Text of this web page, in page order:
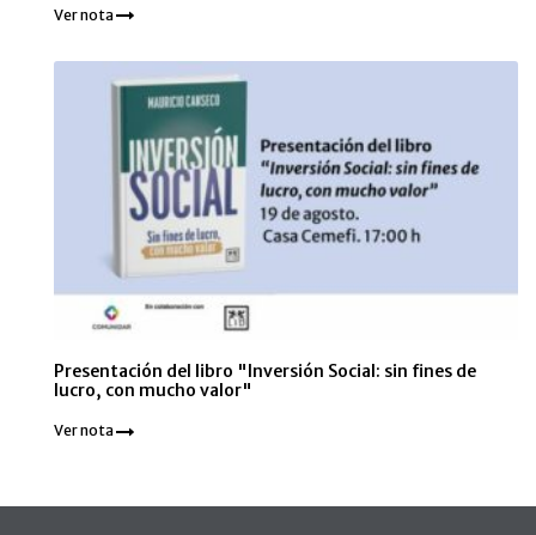
Ver nota
Presentación del libro "Inversión Social: sin fines de
lucro, con mucho valor"
Ver nota